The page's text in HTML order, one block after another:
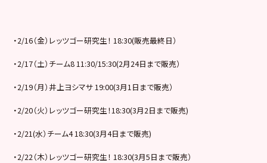
・2/16（金）レッツゴー研究生！ 18:30(販売最終日）
・2/17（土）チーム8 11:30/15:30(2月24日まで販売）
・2/19（月）井上ヨシマサ 19:00(3月1日まで販売）
・2/20（火）レッツゴー研究生！18:30(3月2日まで販売)
・2/21(水）チーム4 18:30(3月4日まで販売)
・2/22（木）レッツゴー研究生！ 18:30(3月5日まで販売）